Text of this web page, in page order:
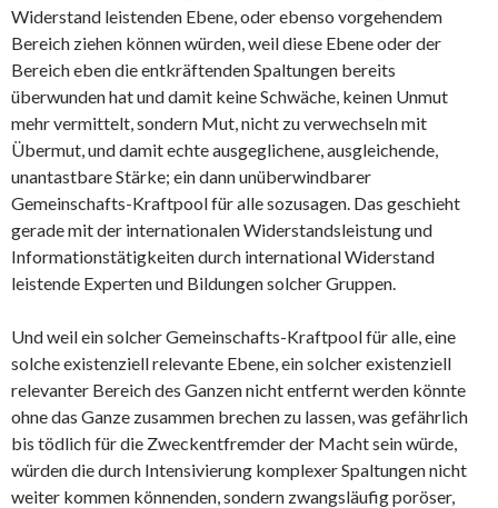
Widerstand leistenden Ebene, oder ebenso vorgehendem
Bereich ziehen können würden, weil diese Ebene oder der
Bereich eben die entkräftenden Spaltungen bereits
überwunden hat und damit keine Schwäche, keinen Unmut
mehr vermittelt, sondern Mut, nicht zu verwechseln mit
Übermut, und damit echte ausgeglichene, ausgleichende,
unantastbare Stärke; ein dann unüberwindbarer
Gemeinschafts-Kraftpool für alle sozusagen. Das geschieht
gerade mit der internationalen Widerstandsleistung und
Informationstätigkeiten durch international Widerstand
leistende Experten und Bildungen solcher Gruppen.
Und weil ein solcher Gemeinschafts-Kraftpool für alle, eine
solche existenziell relevante Ebene, ein solcher existenziell
relevanter Bereich des Ganzen nicht entfernt werden könnte
ohne das Ganze zusammen brechen zu lassen, was gefährlich
bis tödlich für die Zweckentfremder der Macht sein würde,
würden die durch Intensivierung komplexer Spaltungen nicht
weiter kommen könnenden, sondern zwangsläufig poröser,